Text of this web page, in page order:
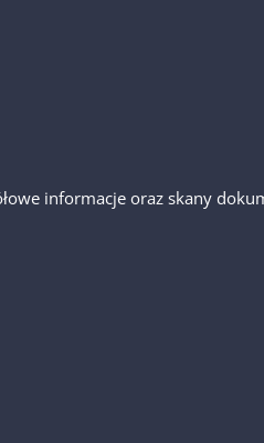
informacje oraz skany